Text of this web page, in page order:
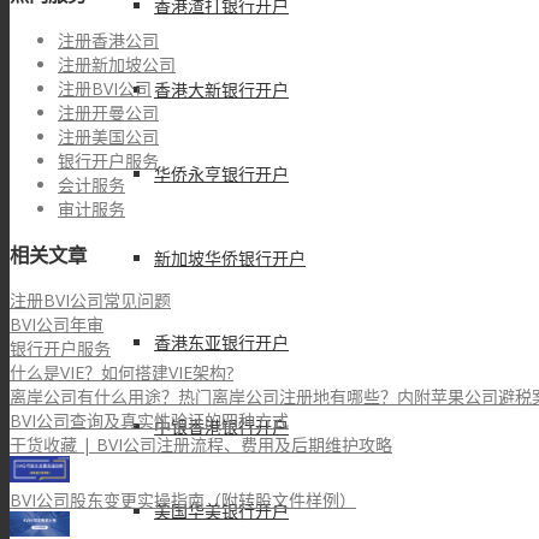
香港渣打银行开户
香港大新银行开户
华侨永亨银行开户
新加坡华侨银行开户
香港东亚银行开户
中银香港银行开户
美国华美银行开户
注册香港公司
注册新加坡公司
注册BVI公司
注册开曼公司
注册美国公司
银行开户服务
会计服务
审计服务
相关文章
注册BVI公司常见问题
BVI公司年审
银行开户服务
什么是VIE？如何搭建VIE架构?
离岸公司有什么用途？热门离岸公司注册地有哪些？内附苹果公司避税
BVI公司查询及真实性验证的四种方式
干货收藏 | BVI公司注册流程、费用及后期维护攻略
BVI公司股东变更实操指南（附转股文件样例）